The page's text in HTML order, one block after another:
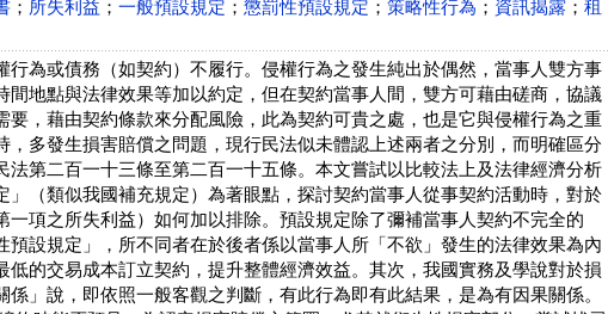
； 所失利益 ； 一般預設規定 ； 懲罰性預設規定 ； 策略性行為 ； 資訊揭露 ； 租
行為或債務（如契約）不履行。侵權行為之發生純出於偶然，當事人雙方事
地點與法律效果等加以約定，但在契約當事人間，雙方可藉由磋商，協議
要，藉由契約條款來分配風險，此為契約可貴之處，也是它與侵權行為之重
，多發生損害賠償之問題，現行民法似未體認上述兩者之分別，而明確區分
法第二百一十三條至第二百一十五條。本文嘗試以比較法上及法律經濟分析
」（類似我國補充規定）為著眼點，探討契約當事人從事契約活動時，對於
項之所失利益）如何加以排除。預設規定除了彌補當事人契約不完全的
預設規定」，所不同者在於後者係以當事人所「不欲」發生的法律效果為內
的交易成本訂立契約，提升整體經濟效益。其次，我國實務及學說對於損
」說，即依照一般客觀之判斷，有此行為即有此結果，是為有因果關係。